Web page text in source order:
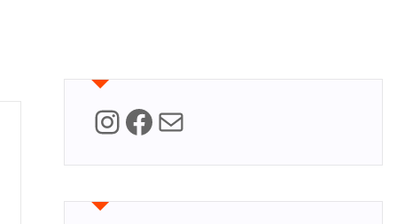
Instagram Facebook Mail